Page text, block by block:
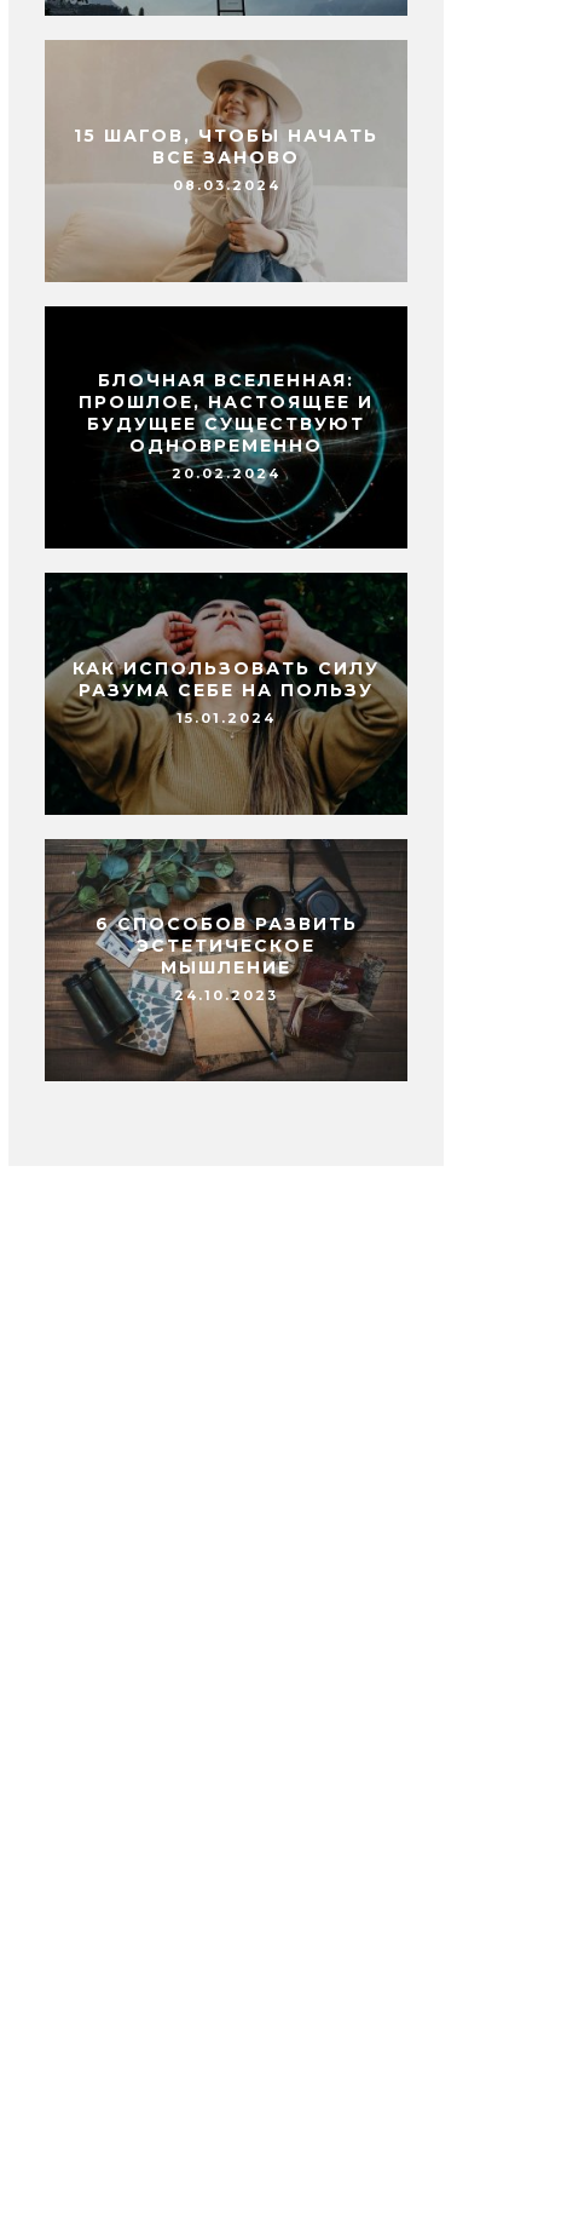
15 ШАГОВ, ЧТОБЫ НАЧАТЬ
ВСЕ ЗАНОВО
08.03.2024
БЛОЧНАЯ ВСЕЛЕННАЯ:
ПРОШЛОЕ, НАСТОЯЩЕЕ И
БУДУЩЕЕ СУЩЕСТВУЮТ
ОДНОВРЕМЕННО
20.02.2024
КАК ИСПОЛЬЗОВАТЬ СИЛУ
РАЗУМА СЕБЕ НА ПОЛЬЗУ
15.01.2024
6 СПОСОБОВ РАЗВИТЬ
ЭСТЕТИЧЕСКОЕ
МЫШЛЕНИЕ
24.10.2023